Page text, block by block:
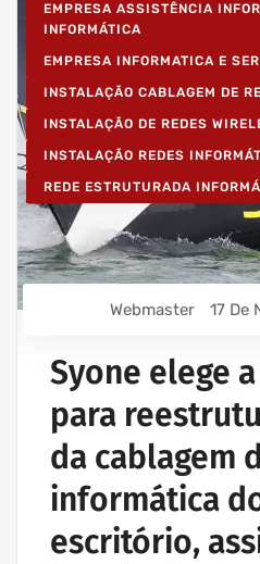
EMPRESA ASSISTÊNCIA
INFORMÁTICA
EMPRESA INFORMATICA E
INSTALAÇÃO CABLAGEM DE
INSTALAÇÃO DE REDES
INSTALAÇÃO REDES
REDE ESTRUTURADA
Webmaster 17 De
Syone elege
para
da cablagem
informática
escritório,